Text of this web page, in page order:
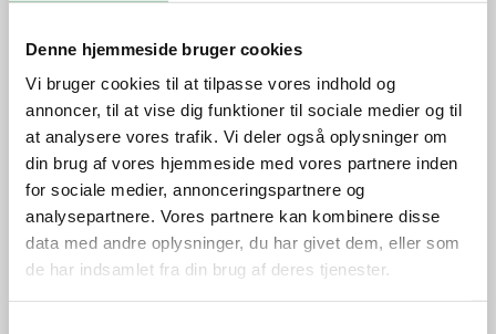
Denne hjemmeside bruger cookies
Vi bruger cookies til at tilpasse vores indhold og
annoncer, til at vise dig funktioner til sociale medier og til
at analysere vores trafik. Vi deler også oplysninger om
din brug af vores hjemmeside med vores partnere inden
for sociale medier, annonceringspartnere og
analysepartnere. Vores partnere kan kombinere disse
data med andre oplysninger, du har givet dem, eller som
de har indsamlet fra din brug af deres tjenester.
Prosatekster til tilbudsaviser
og SoMe
Her finder du inspiration til at kommunikere
Bedre Dyrevelfærd generelt - og på de enkelte
fødevarekategorier.